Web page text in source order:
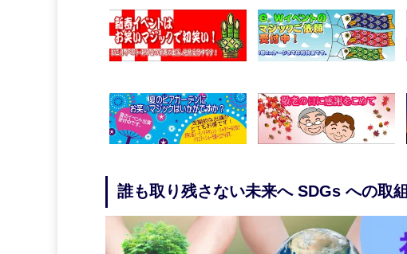
誰も取り残さない未来へ SDGs への取組